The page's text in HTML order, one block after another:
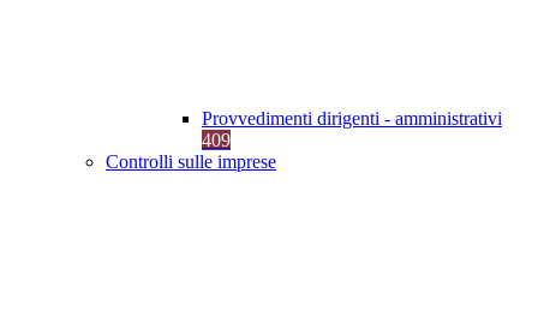
Provvedimenti dirigenti - amministrativi
409
Controlli sulle imprese